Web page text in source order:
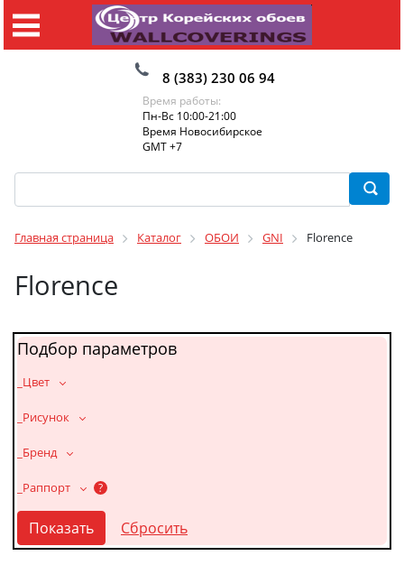
8 (383) 230 06 94
Время работы:
Пн-Вс 10:00-21:00
Время Новосибирское
GMT +7
Главная страница Каталог ОБОИ GNI Florence
Florence
Подбор параметров
_Цвет
_Рисунок
_Бренд
_Раппорт ?